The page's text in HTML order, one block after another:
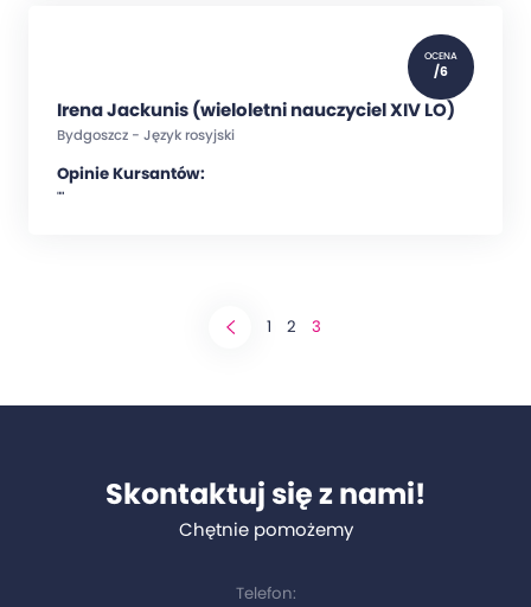
OCENA
/6
Irena Jackunis (wieloletni nauczyciel XIV LO)
Bydgoszcz - Język rosyjski
Opinie Kursantów:
""
1 2 3
Skontaktuj się z nami!
Chętnie pomożemy
Telefon: